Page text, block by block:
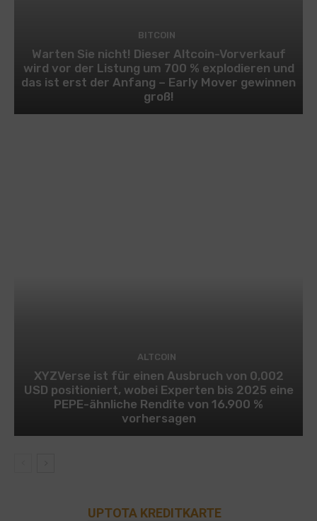
BITCOIN
Warten Sie nicht! Dieser Altcoin-Vorverkauf
wird vor der Listung um 700 % explodieren und
das ist erst der Anfang – Early Mover gewinnen
groß!
ALTCOIN
XYZVerse ist für einen Ausbruch von 0,002
USD positioniert, wobei Experten bis 2025 eine
PEPE-ähnliche Rendite von 16.900 %
vorhersagen
UPTOTA KREDITKARTE